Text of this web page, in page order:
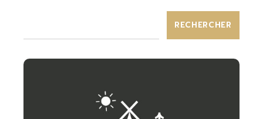
RECHERCHER